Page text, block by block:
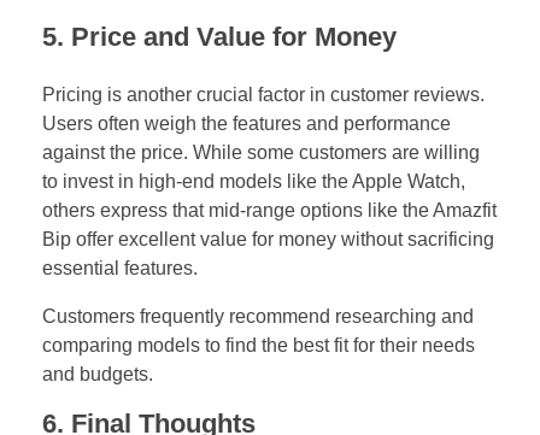
5. Price and Value for Money
Pricing is another crucial factor in customer reviews.
Users often weigh the features and performance
against the price. While some customers are willing
to invest in high-end models like the Apple Watch,
others express that mid-range options like the Amazfit
Bip offer excellent value for money without sacrificing
essential features.
Customers frequently recommend researching and
comparing models to find the best fit for their needs
and budgets.
6. Final Thoughts